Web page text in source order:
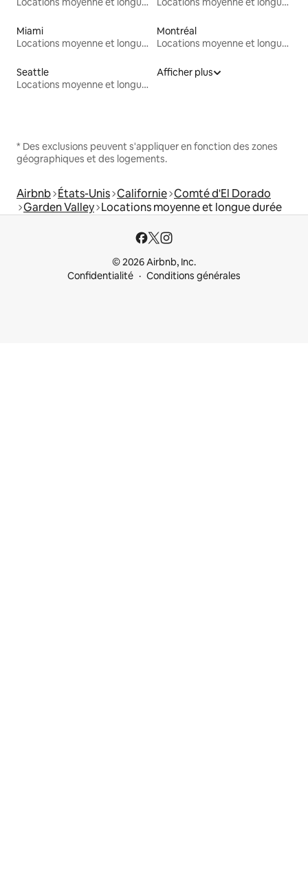
Miami
Locations moyenne et longue durée
Montréal
Locations moyenne et longue durée
Seattle
Locations moyenne et longue durée
Afficher plus
* Des exclusions peuvent s'appliquer en fonction des zones
géographiques et des logements.
Airbnb États-Unis Californie Comté d'El Dorado
Garden Valley Locations moyenne et longue durée
© 2026 Airbnb, Inc.
Confidentialité
Conditions générales